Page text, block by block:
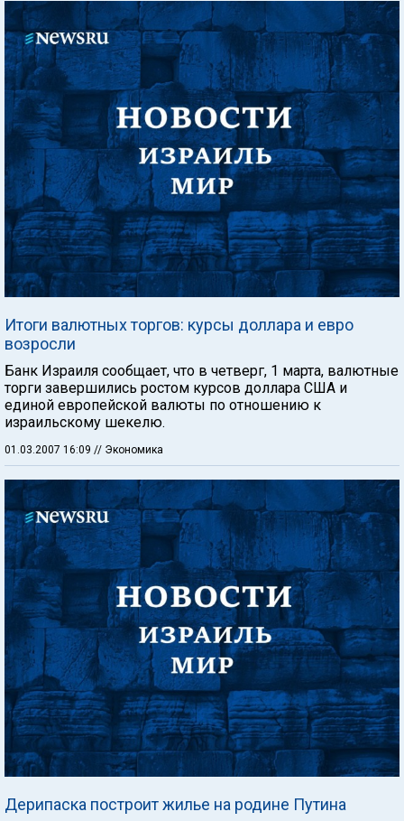
Итоги валютных торгов: курсы доллара и евро
возросли
Банк Израиля сообщает, что в четверг, 1 марта, валютные
торги завершились ростом курсов доллара США и
единой европейской валюты по отношению к
израильскому шекелю.
01.03.2007 16:09 // Экономика
Дерипаска построит жилье на родине Путина